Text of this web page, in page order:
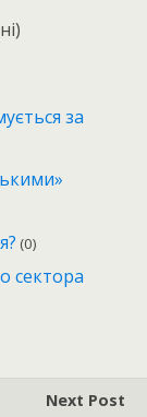
за
(0)
сектора
Next Post